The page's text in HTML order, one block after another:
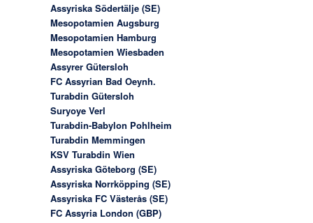
Assyriska Södertälje (SE)
Mesopotamien Augsburg
Mesopotamien Hamburg
Mesopotamien Wiesbaden
Assyrer Gütersloh
FC Assyrian Bad Oeynh.
Turabdin Gütersloh
Suryoye Verl
Turabdin-Babylon Pohlheim
Turabdin Memmingen
KSV Turabdin Wien
Assyriska Göteborg (SE)
Assyriska Norrköpping (SE)
Assyriska FC Västerås (SE)
FC Assyria London (GBP)